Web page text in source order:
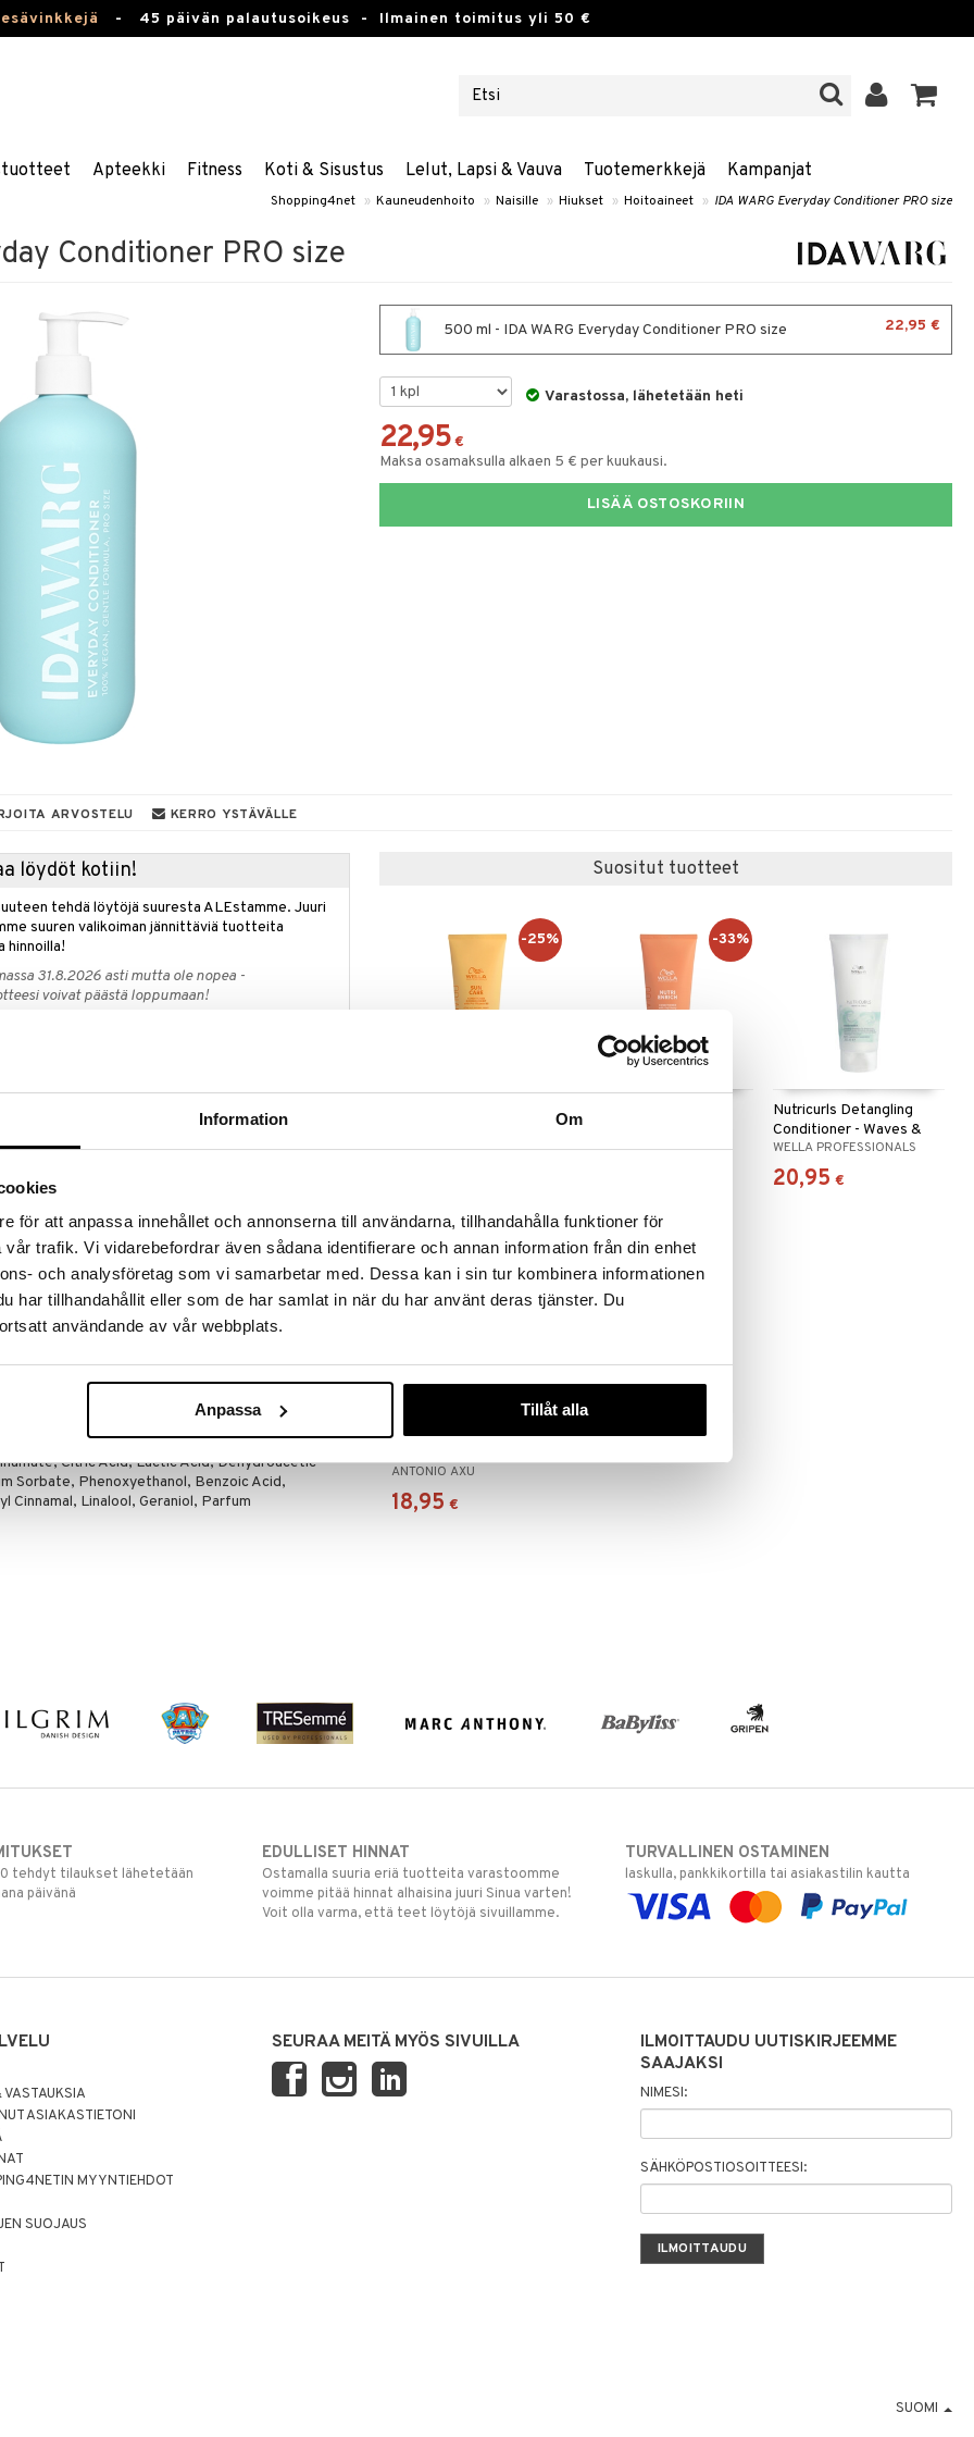
Information Om
för att anpassa innehållet och annonserna till användarna, tillhandahålla funktioner för
trafik. Vi vidarebefordrar även sådana identifierare och annan information från din enhet
och analysföretag som vi samarbetar med. Dessa kan i sin tur kombinera informationen
har tillhandahållit eller som de har samlat in när du har använt deras tjänster. Du
användande av vår webbplats.
Anpassa Tillåt alla
- 45 päivän palautusoikeus - Ilmainen toimitus yli 50 €
Apteekki Fitness Koti & Sisustus Lelut, Lapsi & Vauva Tuotemerkkejä Kampanjat
Shopping4net » Kauneudenhoito » Naisille » Hiukset » Hoitoaineet » IDA WARG Everyday Conditioner PRO size
Conditioner PRO size
500 ml - IDA WARG Everyday Conditioner PRO size 22,95 €
Varastossa, lähetetään heti
22,95 €
Maksa osamaksulla alkaen 5 € per kuukausi.
LISÄÄ OSTOSKORIIN
ARVOSTELU KERRO YSTÄVÄLLE
löydöt kotiin!
tehdä löytöjä suuresta ALEstamme. Juuri
suuren valikoiman jännittäviä tuotteita
hinnoilla!
31.8.2026 asti mutta ole nopea -
voivat päästä loppumaan!
size on kevyt ja raikas hoitoaine isossa pullossa
Anna vaikuttaa 1 minuutin ajan ja huuhtele
WARG Everyday Shampoo -pesun jälkeen parhaan
Ether Myristate, Behentrimonium Chloride,
Dimethylamine, Aloe Barbadensis
Oil, Cetrimonium Chloride, Pentaerythrityl
Citric Acid, Lactic Acid, Dehydroacetic
Sorbate, Phenoxyethanol, Benzoic Acid,
Cinnamal, Linalool, Geraniol, Parfum
Suositut tuotteet
WELLA PROFESSIONALS
-25%
Conditioner - Deep
Nourishing
WELLA PROFESSIONALS
-33%
Nutricurls Detangling
Conditioner - Waves &
Curls
WELLA PROFESSIONALS
20,95 €
Antonio Axu Silver
ANTONIO AXU
18,95 €
tehdyt tilaukset lähetetään
päivänä
EDULLISET HINNAT
Ostamalla suuria eriä tuotteita varastoomme
voimme pitää hinnat alhaisina juuri Sinua varten!
Voit olla varma, että teet löytöjä sivuillamme.
TURVALLINEN OSTAMINEN
laskulla, pankkikortilla tai asiakastilin kautta
ASIAKASTIETONI
MYYNTIEHDOT
SUOJAUS
SEURAA MEITÄ MYÖS SIVUILLA
ILMOITTAUDU UUTISKIRJEEMME
SAAJAKSI
NIMESI:
SÄHKÖPOSTIOSOITTEESI:
SUOMI